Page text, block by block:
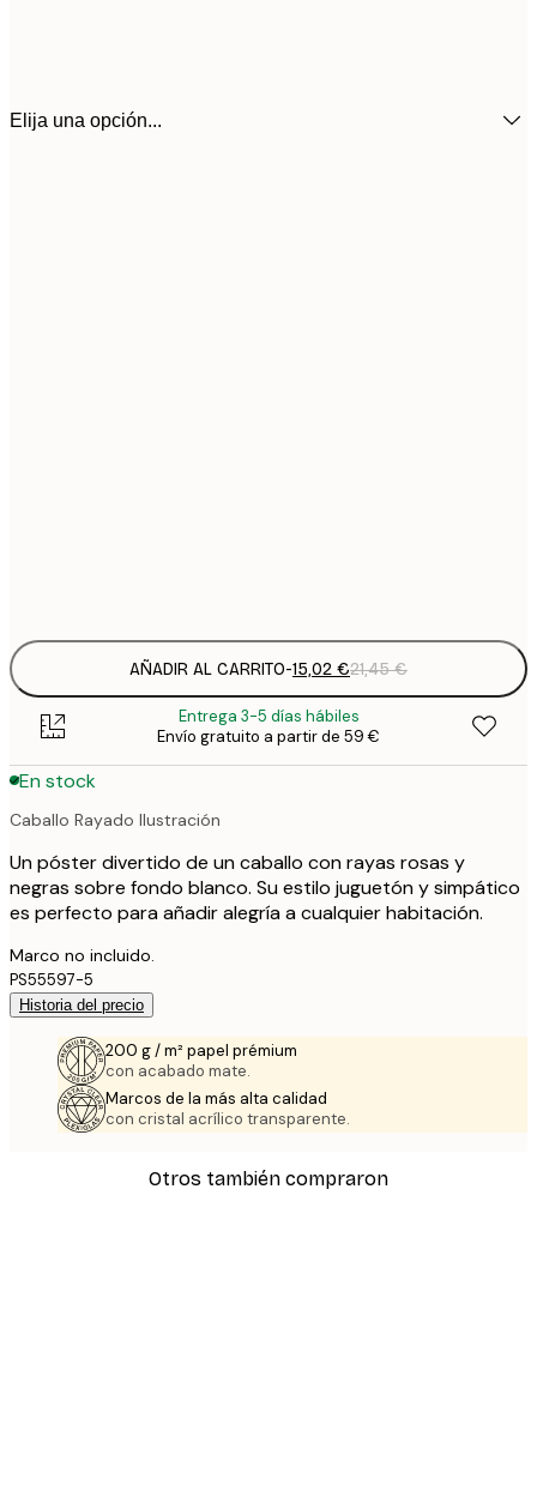
Elija una opción...
AÑADIR AL CARRITO-15,02 €21,45 €
Entrega 3-5 días hábiles
Envío gratuito a partir de 59 €
En stock
Caballo Rayado Ilustración
Un póster divertido de un caballo con rayas rosas y
negras sobre fondo blanco. Su estilo juguetón y simpático
es perfecto para añadir alegría a cualquier habitación.
Marco no incluido.
PS55597-5
Historia del precio
200 g / m² papel prémium
con acabado mate.
Marcos de la más alta calidad
con cristal acrílico transparente.
Otros también compraron